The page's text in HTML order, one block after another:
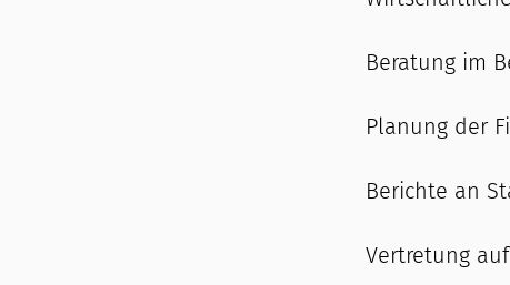
Beratung im
Planung der
Berichte an
Vertretung